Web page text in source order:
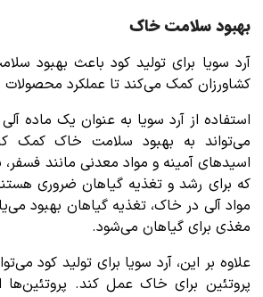
بهبود سلامت خاک
آرد سویا برای تولید کود باعث بهبود
کشاورزان کمک می‌کند تا عملکرد محصولات
استفاده از آرد سویا به عنوان یک ماده
می‌تواند به بهبود سلامت خاک کمک
اسیدهای آمینه و مواد معدنی مانند
که برای رشد و تغذیه گیاهان ضروری
مواد آلی در خاک، تغذیه گیاهان بهبود
مغذی برای گیاهان می‌شود.
علاوه بر این، آرد سویا برای تولید کود
پروتئین برای خاک عمل کند.